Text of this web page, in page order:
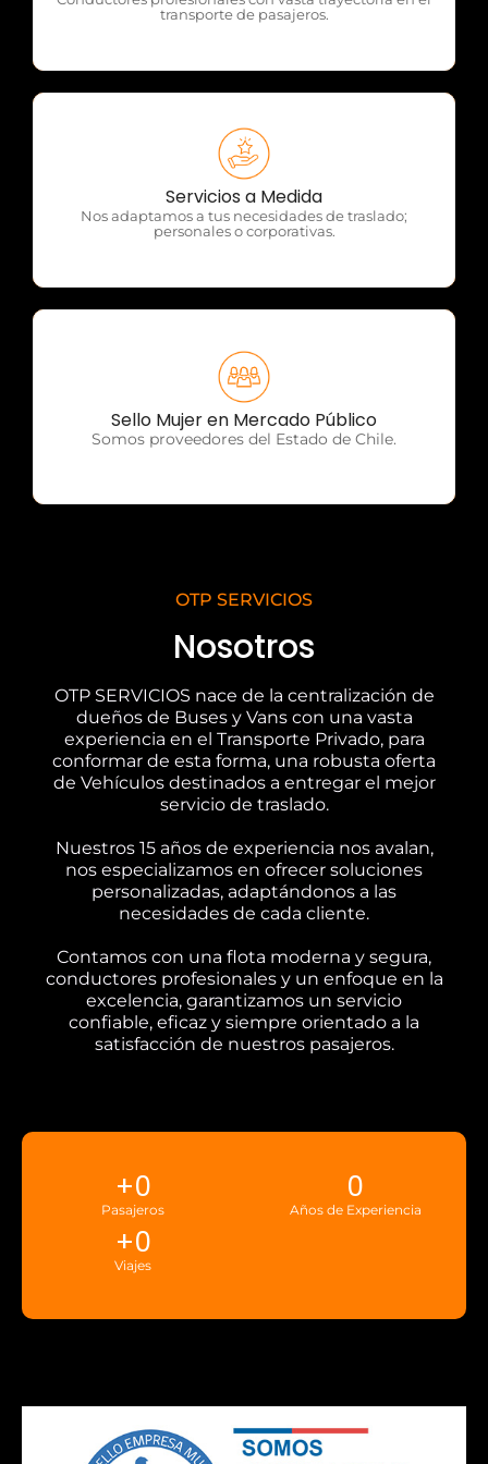
transporte de pasajeros.
Servicios a Medida
Nos adaptamos a tus necesidades de traslado;
personales o corporativas.
OTP Servicios
Sello Mujer en Mercado Público
Somos proveedores del Estado de Chile.
OTP Servicios
OTP SERVICIOS
Nosotros
OTP SERVICIOS nace de la centralización de
dueños de Buses y Vans con una vasta
experiencia en el Transporte Privado, para
conformar de esta forma, una robusta oferta
de Vehículos destinados a entregar el mejor
servicio de traslado.
Nuestros 15 años de experiencia nos avalan,
nos especializamos en ofrecer soluciones
personalizadas, adaptándonos a las
necesidades de cada cliente.
Contamos con una flota moderna y segura,
conductores profesionales y un enfoque en la
excelencia, garantizamos un servicio
confiable, eficaz y siempre orientado a la
satisfacción de nuestros pasajeros.
Pasajeros
+0
Años de Experiencia
0
Viajes
+0